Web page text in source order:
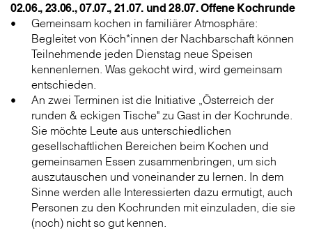
02.06., 23.06., 07.07., 21.07. und 28.07. Offene Kochrunde
Gemeinsam kochen in familiärer Atmosphäre:
Begleitet von Köch*innen der Nachbarschaft können
Teilnehmende jeden Dienstag neue Speisen
kennenlernen. Was gekocht wird, wird gemeinsam
entschieden.
An zwei Terminen ist die Initiative „Österreich der
runden & eckigen Tische" zu Gast in der Kochrunde.
Sie möchte Leute aus unterschiedlichen
gesellschaftlichen Bereichen beim Kochen und
gemeinsamen Essen zusammenbringen, um sich
auszutauschen und voneinander zu lernen. In dem
Sinne werden alle Interessierten dazu ermutigt, auch
Personen zu den Kochrunden mit einzuladen, die sie
(noch) nicht so gut kennen.